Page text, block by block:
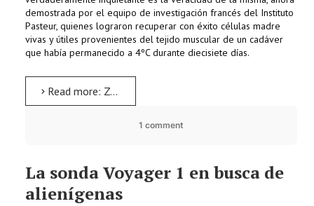
demostrada por el equipo de investigación francés del Instituto
Pasteur, quienes lograron recuperar con éxito células madre
vivas y útiles provenientes del tejido muscular de un cadáver
que había permanecido a 4ºC durante diecisiete días.
Read more: Zombis, una realidad científica a causa de nuestras células madre
1 comment
La sonda Voyager 1 en busca de
alienígenas